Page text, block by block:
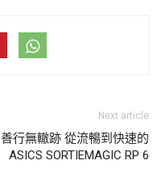
Next article
善行無轍跡 從流暢到快速的
ASICS SORTIEMAGIC RP 6